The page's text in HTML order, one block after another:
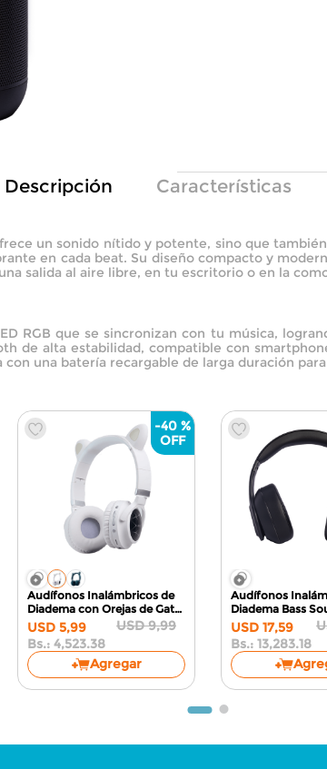
Descripción Características
un sonido nítido y potente, sino que
en cada beat. Su diseño compacto y
salida al aire libre, en tu escritorio o en la
RGB que se sincronizan con tu música,
de alta estabilidad, compatible con
una batería recargable de larga duración
-40 %
Audífonos Inalámbricos de
Diadema con Orejas de Gato
HZ-BT630 Blanco
USD 5,99 USD 9,99
Bs.: 4,523.38
Agregar
Audífonos
Diadema Bass
Bluetooth 5.4
USD 17,59
Bs.: 13,283.18